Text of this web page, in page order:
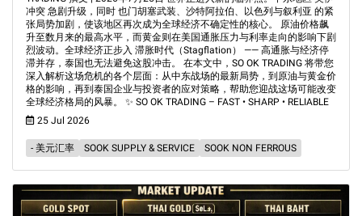
冲突 急剧升级，同时 也门胡塞武装、沙特阿拉伯、以色列与叙利亚 的紧
张局势加剧，使该地区再次成为全球经济不确定性的核心。 原油价格飙
升至数月来的最高水平，而黄金则在美国通胀压力与利率走向的影响下剧
烈波动。全球经济正步入 滞胀时代（Stagflation） —— 高通胀与经济停
滞并存，泰国也无法避免这股冲击。 在本文中，SO OK TRADING 将带您
深入解析这场危机的各个层面：从中东战场的最新局势，到原油与黄金价
格的影响，再到泰国企业与投资者的应对策略，帮助您迎战这场可能改变
全球经济格局的风暴。 ✨ SO OK TRADING – FAST • SHARP • RELIABLE
25 Jul 2026
- 美元汇率 SOOK SUPPLY & SERVICE SOOK NON FERROUS